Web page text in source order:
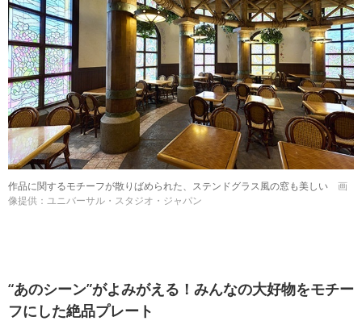
作品に関するモチーフが散りばめられた、ステンドグラス風の窓も美しい
画
像提供：ユニバーサル・スタジオ・ジャパン
“あのシーン”がよみがえる！みんなの大好物をモチー
フにした絶品プレート